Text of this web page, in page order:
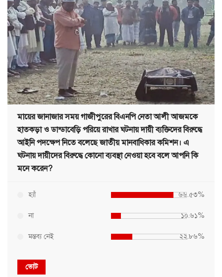
মায়ের জানাজার সময় গাজীপুরের বিএনপি নেতা আলী আজমকে
হাতকড়া ও ডান্ডাবেড়ি পরিয়ে রাখার ঘটনায় দায়ী ব্যক্তিদের বিরুদ্ধে
আইনি পদক্ষেপ নিতে বলেছে জাতীয় মানবাধিকার কমিশন। এ
ঘটনায় দায়ীদের বিরুদ্ধে কোনো ব্যবস্থা নেওয়া হবে বলে আপনি কি
মনে করেন?
হ্যাঁ ৬৬.৫৩%
না ১০.৬১%
মন্তব্য নেই ২২.৮৬%
ভোট